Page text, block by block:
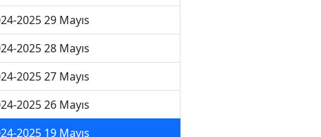
2025 29 Mayıs
2025 28 Mayıs
2025 27 Mayıs
2025 26 Mayıs
2025 19 Mayıs